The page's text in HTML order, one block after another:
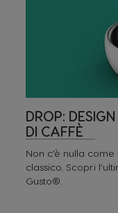
DROP:
DI CAFFÈ
Non c’è nulla
classico. Scopri
Gusto®.